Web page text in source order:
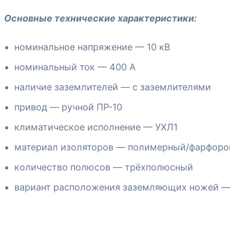
Основные технические характеристики:
номинальное напряжение — 10 кВ
номинальный ток — 400 А
наличие заземлителей — с заземлителями
привод — ручной ПР-10
климатическое исполнение — УХЛ1
материал изоляторов — полимерный/
количество полюсов — трёхполюсный
вариант расположения заземляющих ножей